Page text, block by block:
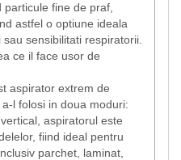
fine de praf,
astfel o optiune ideala
sensibilitati respiratorii.
ce il face usor de
aspirator extrem de
l folosi in doua moduri:
aspiratorul este
fiind ideal pentru
parchet, laminat,